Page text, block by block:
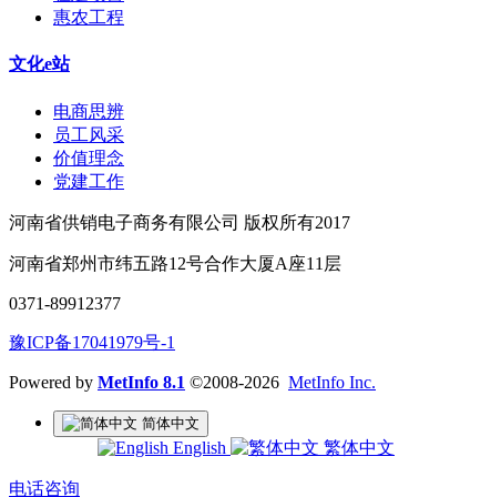
惠农工程
文化e站
电商思辨
员工风采
价值理念
党建工作
河南省供销电子商务有限公司 版权所有2017
河南省郑州市纬五路12号合作大厦A座11层
0371-89912377
豫ICP备17041979号-1
Powered by MetInfo 8.1 ©2008-2026 MetInfo Inc.
简体中文
English 繁体中文
电话咨询